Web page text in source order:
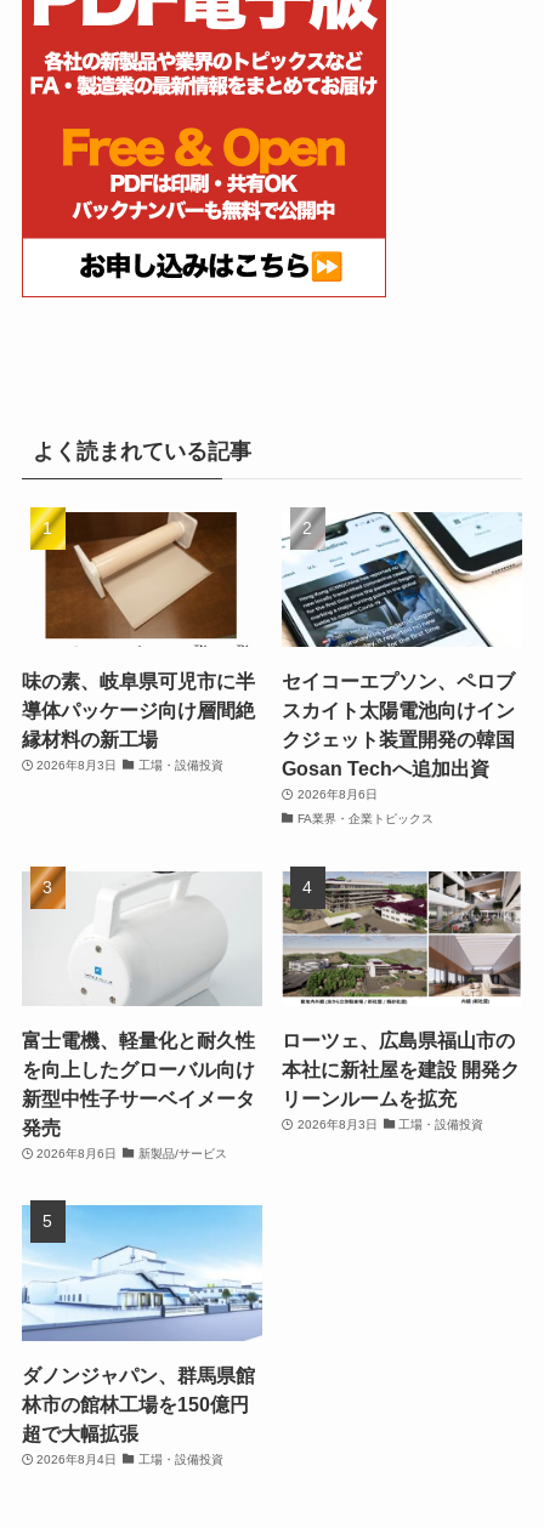
よく読まれている記事
味の素、岐阜県可児市に半
導体パッケージ向け層間絶
縁材料の新工場
2026年8月3日 工場・設備投資
セイコーエプソン、ペロブ
スカイト太陽電池向けイン
クジェット装置開発の韓国
Gosan Techへ追加出資
2026年8月6日
FA業界・企業トピックス
富士電機、軽量化と耐久性
を向上したグローバル向け
新型中性子サーベイメータ
発売
2026年8月6日 新製品/サービス
ローツェ、広島県福山市の
本社に新社屋を建設 開発ク
リーンルームを拡充
2026年8月3日 工場・設備投資
ダノンジャパン、群馬県館
林市の館林工場を150億円
超で大幅拡張
2026年8月4日 工場・設備投資